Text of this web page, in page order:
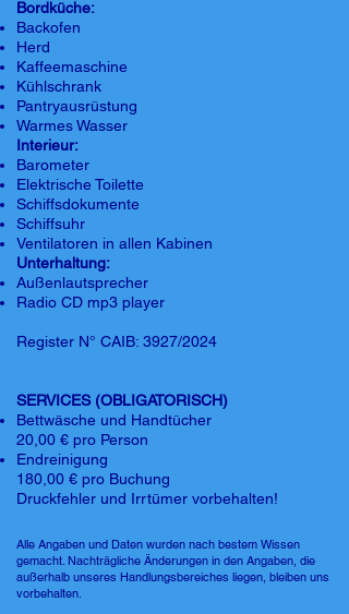
Bordküche:
Backofen
Herd
Kaffeemaschine
Kühlschrank
Pantryausrüstung
Warmes Wasser
Interieur:
Barometer
Elektrische Toilette
Schiffsdokumente
Schiffsuhr
Ventilatoren in allen Kabinen
Unterhaltung:
Außenlautsprecher
Radio CD mp3 player
Register N° CAIB: 3927/2024
SERVICES (OBLIGATORISCH)
Bettwäsche und Handtücher
20,00 € pro Person
Endreinigung
180,00 € pro Buchung
Druckfehler und Irrtümer vorbehalten!
Alle Angaben und Daten wurden nach bestem Wissen
gemacht. Nachträgliche Änderungen in den Angaben, die
außerhalb unseres Handlungsbereiches liegen, bleiben uns
vorbehalten.